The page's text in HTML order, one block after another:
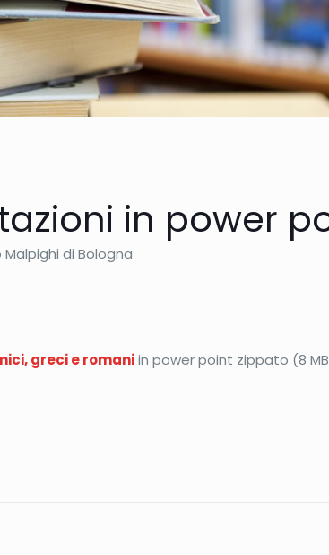
in power
di Bologna
greci e romaniin power point zippato (8